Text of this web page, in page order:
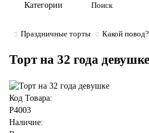
Категории
Праздничные торты Какой повод?
Торт на 32 года девушке
Код Товара:
P4003
Наличие: